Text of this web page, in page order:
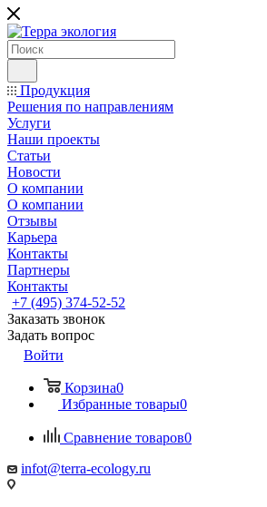
Продукция
Решения по направлениям
Услуги
Наши проекты
Статьи
Новости
О компании
О компании
Отзывы
Карьера
Контакты
Партнеры
Контакты
+7 (495) 374-52-52
Заказать звонок
Задать вопрос
Войти
Корзина0
Избранные товары0
Сравнение товаров0
infot@terra-ecology.ru